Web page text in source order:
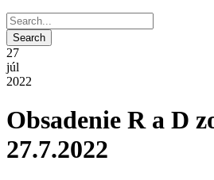
27
júl
2022
Obsadenie R a D
27.7.2022